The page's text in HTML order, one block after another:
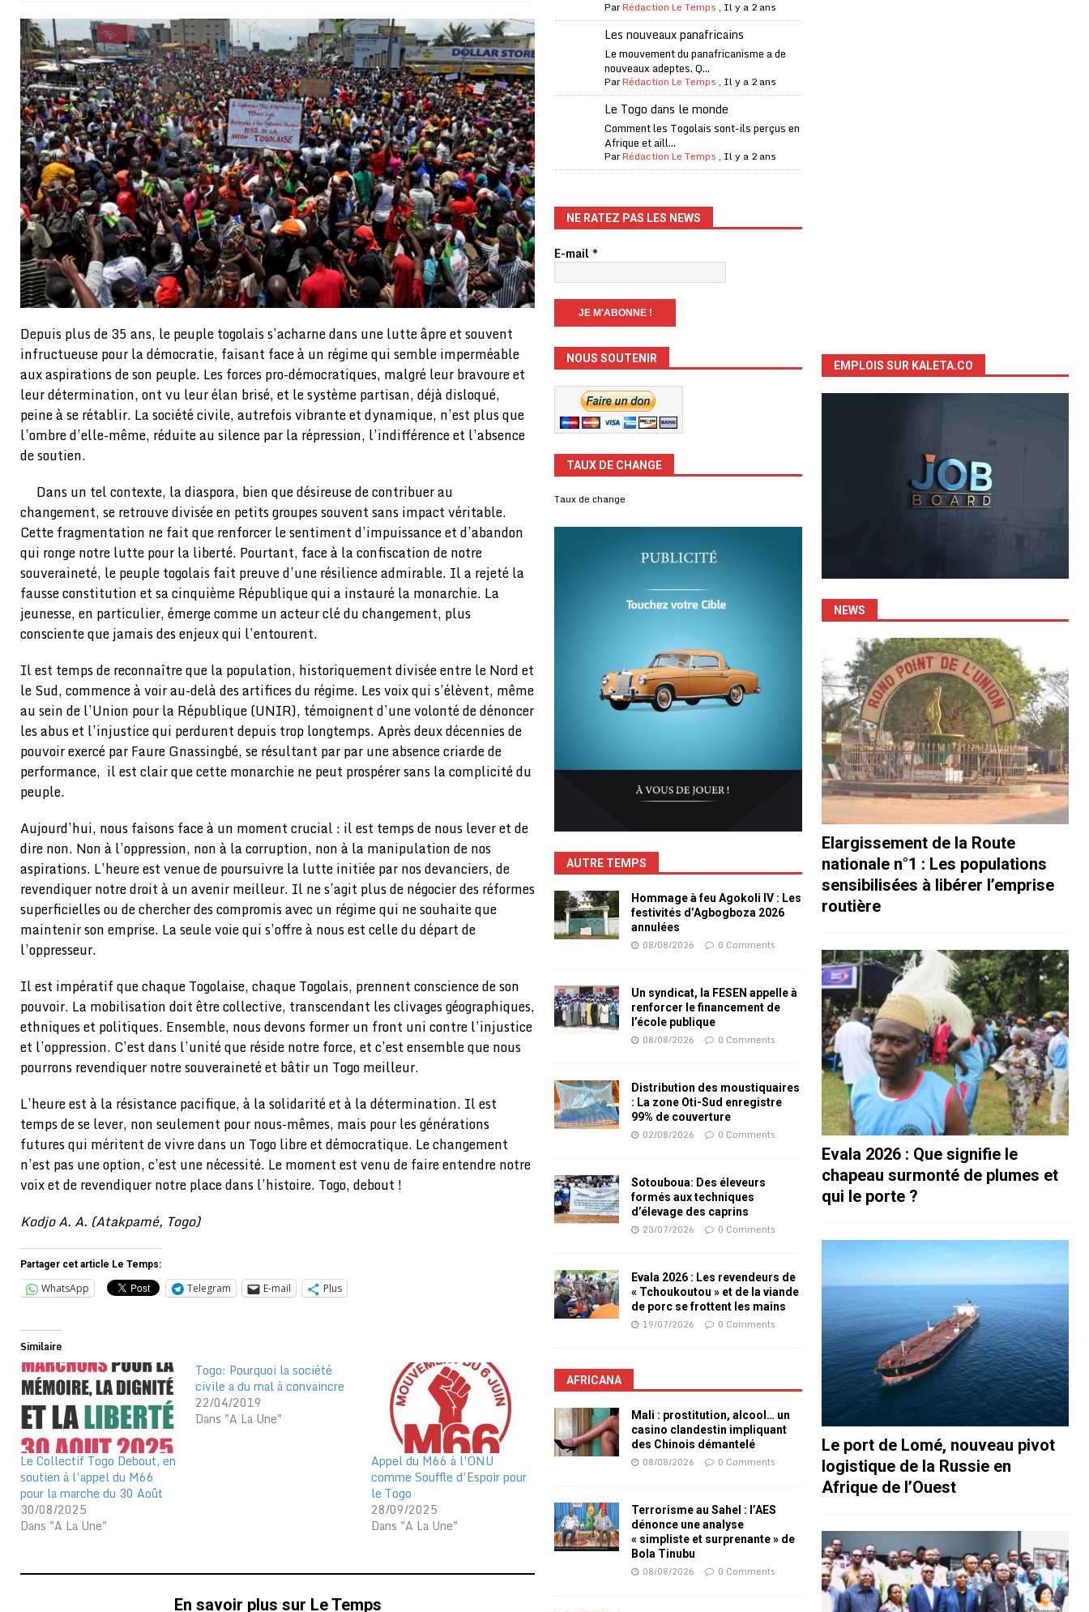
[ 05/08/2026 ] Côte d’Ivoire : le PDCI de Tidjane Thiam confirme sa présence à la fête nationale
A LA UNE
[ 02/08/2026 ] Guinée : Mamadi Doumbouya s’offre quelques jours de congés en Grèce
A LA UNE
[ 02/08/2026 ] Une factrice arrêtée après avoir volé un billet de loterie gagnant que son propriétaire avait envoyé à un proche
GENRE
[ 02/08/2026 ] Distribution des moustiquaires : La zone Oti-Sud enregistre 99% de couverture
A LA UNE
[ 02/08/2026 ] La Confédération Africaine de Football (CAF) à contre-courant
COOPÉRATION
[ 01/08/2026 ] Quatre candidats à la succession d’Infantino à la tête de la FIFA
A LA UNE
[ 01/08/2026 ] Bénin : Romuald Wadagni reçoit le milliardaire Aliko Dangote
A LA UNE
[ 31/07/2026 ] Niger : le FMI débloque une bouffée d’oxygène financière
ECONOMIE
[ 08/08/2026 ] Épinglé par le « Canard enchaîné », Bally Bagayoko visé par une plainte d’une asso anticorruption
GOUVERNANCE
A LA UNE
Depuis plus de 35 ans, le peuple togolais s’acharne dans une lutte âpre et souvent
infructueuse pour la démocratie, faisant face à un régime qui semble imperméable
aux aspirations de son peuple. Les forces pro-démocratiques, malgré leur bravoure et
leur détermination, ont vu leur élan brisé, et le système partisan, déjà disloqué,
peine à se rétablir. La société civile, autrefois vibrante et dynamique, n’est plus que
l’ombre d’elle-même, réduite au silence par la répression, l’indifférence et l’absence
de soutien.
Dans un tel contexte, la diaspora, bien que désireuse de contribuer au
changement, se retrouve divisée en petits groupes souvent sans impact véritable.
Cette fragmentation ne fait que renforcer le sentiment d’impuissance et d’abandon
qui ronge notre lutte pour la liberté. Pourtant, face à la confiscation de notre
souveraineté, le peuple togolais fait preuve d’une résilience admirable. Il a rejeté la
fausse constitution et sa cinquième République qui a instauré la monarchie. La
jeunesse, en particulier, émerge comme un acteur clé du changement, plus
consciente que jamais des enjeux qui l’entourent.
Il est temps de reconnaître que la population, historiquement divisée entre le Nord et
le Sud, commence à voir au-delà des artifices du régime. Les voix qui s’élèvent, même
au sein de l’Union pour la République (UNIR), témoignent d’une volonté de dénoncer
les abus et l’injustice qui perdurent depuis trop longtemps. Après deux décennies de
pouvoir exercé par Faure Gnassingbé, se résultant par par une absence criarde de
performance, il est clair que cette monarchie ne peut prospérer sans la complicité du
peuple.
Aujourd’hui, nous faisons face à un moment crucial : il est temps de nous lever et de
dire non. Non à l’oppression, non à la corruption, non à la manipulation de nos
aspirations. L’heure est venue de poursuivre la lutte initiée par nos devanciers, de
revendiquer notre droit à un avenir meilleur. Il ne s’agit plus de négocier des réformes
superficielles ou de chercher des compromis avec un régime qui ne souhaite que
maintenir son emprise. La seule voie qui s’offre à nous est celle du départ de
l’oppresseur.
Il est impératif que chaque Togolaise, chaque Togolais, prennent conscience de son
pouvoir. La mobilisation doit être collective, transcendant les clivages géographiques,
ethniques et politiques. Ensemble, nous devons former un front uni contre l’injustice
et l’oppression. C’est dans l’unité que réside notre force, et c’est ensemble que nous
pourrons revendiquer notre souveraineté et bâtir un Togo meilleur.
L’heure est à la résistance pacifique, à la solidarité et à la détermination. Il est
temps de se lever, non seulement pour nous-mêmes, mais pour les générations
futures qui méritent de vivre dans un Togo libre et démocratique. Le changement
n’est pas une option, c’est une nécessité. Le moment est venu de faire entendre notre
voix et de revendiquer notre place dans l’histoire. Togo, debout !
Kodjo A. A. (Atakpamé, Togo)
Partager cet article Le Temps:
WhatsApp Telegram E-mail Plus
Similaire
Le Collectif Togo Debout, en
soutien à l’appel du M66
pour la marche du 30 Août
30/08/2025
Dans "A La Une"
Togo: Pourquoi la société
civile a du mal à convaincre
22/04/2019
Dans "A La Une"
Appel du M66 à l’ONU
comme Souffle d’Espoir pour
le Togo
28/09/2025
Dans "A La Une"
En savoir plus sur Le Temps
ParRédaction Le Temps , Il y a 2 ans
Les nouveaux panafricains
Le mouvement du panafricanisme a de
nouveaux adeptes. Q...
ParRédaction Le Temps , Il y a 2 ans
Le Togo dans le monde
Comment les Togolais sont-ils perçus en
Afrique et aill...
ParRédaction Le Temps , Il y a 2 ans
NE RATEZ PAS LES NEWS
E-mail*
NOUS SOUTENIR
TAUX DE CHANGE
Taux de change
AUTRE TEMPS
Hommage à feu Agokoli IV : Les
festivités d’Agbogboza 2026
annulées
08/08/2026 0 Comments
Un syndicat, la FESEN appelle à
renforcer le financement de
l’école publique
08/08/2026 0 Comments
Distribution des moustiquaires
: La zone Oti-Sud enregistre
99% de couverture
02/08/2026 0 Comments
Sotouboua: Des éleveurs
formés aux techniques
d’élevage des caprins
23/07/2026 0 Comments
Evala 2026 : Les revendeurs de
« Tchoukoutou » et de la viande
de porc se frottent les mains
19/07/2026 0 Comments
AFRICANA
Mali : prostitution, alcool… un
casino clandestin impliquant
des Chinois démantelé
08/08/2026 0 Comments
Terrorisme au Sahel : l’AES
dénonce une analyse
« simpliste et surprenante » de
Bola Tinubu
08/08/2026 0 Comments
EMPLOIS SUR KALETA.CO
NEWS
Elargissement de la Route
nationale n°1 : Les populations
sensibilisées à libérer l’emprise
routière
Evala 2026 : Que signifie le
chapeau surmonté de plumes et
qui le porte ?
Le port de Lomé, nouveau pivot
logistique de la Russie en
Afrique de l’Ouest